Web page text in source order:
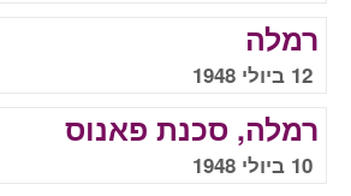
רמלה
12 ביולי 1948
רמלה, סכנת פאנוס
10 ביולי 1948